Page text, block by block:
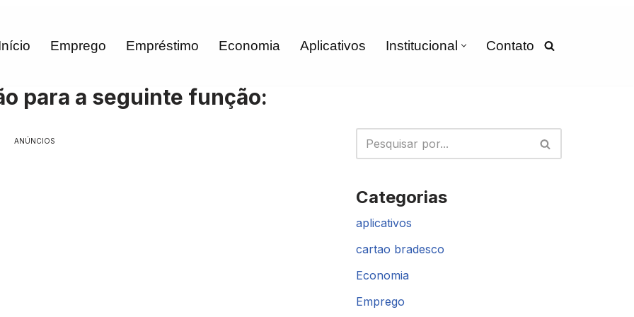
Emprego Empréstimo Economia Aplicativos Institucional Contato
para a seguinte função:
ANÚNCIOS
Categorias
aplicativos
cartao bradesco
Economia
Emprego